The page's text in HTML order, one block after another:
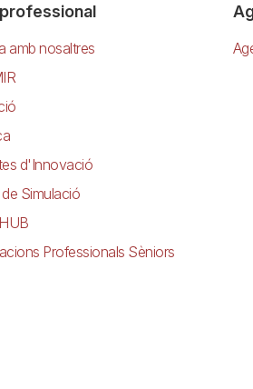
amb nosaltres
d'Innovació
Simulació
Professionals Sèniors